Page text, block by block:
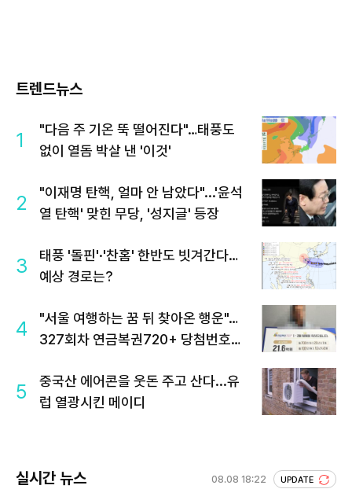
트렌드뉴스
1
"다음 주 기온 뚝 떨어진다"…태풍도
없이 열돔 박살 낸 '이것'
2
"이재명 탄핵, 얼마 안 남았다"...'윤석
열 탄핵' 맞힌 무당, '성지글' 등장
3
태풍 '돌핀'·'찬홈' 한반도 빗겨간다…
예상 경로는?
4
"서울 여행하는 꿈 뒤 찾아온 행운"…
327회차 연금복권720+ 당첨번호조
5
중국산 에어콘을 웃돈 주고 산다...유
럽 열광시킨 메이디
실시간 뉴스 08.08 18:22 UPDATE